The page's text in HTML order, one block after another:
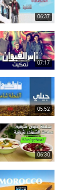
06:37
07:17
05:52
06:30